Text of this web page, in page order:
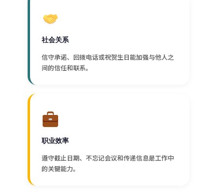
社会关系
信守承诺、回拨电话或祝贺生日能加强与他人之
间的信任和联系。
职业效率
遵守截止日期、不忘记会议和传递信息是工作中
的关键能力。